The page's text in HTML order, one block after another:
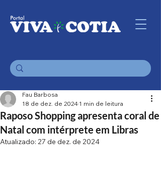
Raposo Shopping apresenta coral de
Natal com intérprete em Libras
Fau Barbosa
18 de dez. de 2024 1 min de leitura
Atualizado: 27 de dez. de 2024